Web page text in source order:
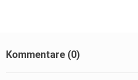
Kommentare (0)